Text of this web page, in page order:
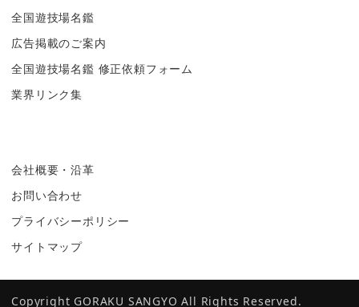
全国遊技場名鑑
広告掲載のご案内
全国遊技場名鑑 修正依頼フォーム
業界リンク集
会社概要・沿革
お問い合わせ
プライバシーポリシー
サイトマップ
Copyright GORAKU SANGYO All Rights Reserved.